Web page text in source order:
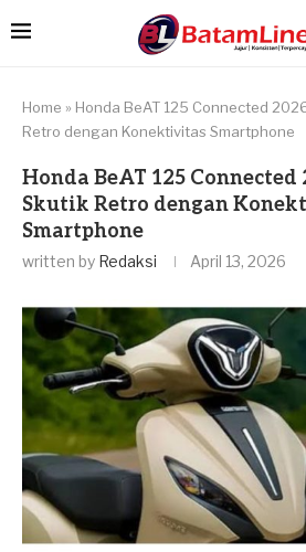
Home » Honda BeAT 125 Connected
Retro dengan Konektivitas Smartphone
Honda BeAT 125 Connected
Skutik Retro dengan
Smartphone
written by Redaksi April 13, 2026